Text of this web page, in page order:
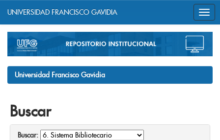
navigation
UNIVERSIDAD FRANCISCO GAVIDIA
Universidad Francisco Gavidia
Buscar
Buscar: